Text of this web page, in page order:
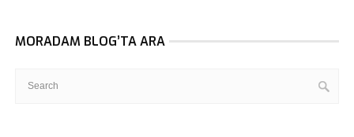
MORADAM BLOG’TA ARA